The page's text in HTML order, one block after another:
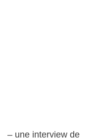
– une interview de